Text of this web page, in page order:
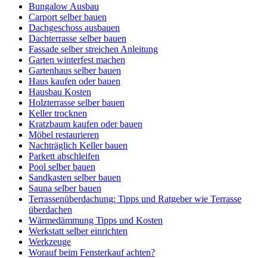
Bungalow Ausbau
Carport selber bauen
Dachgeschoss ausbauen
Dachterrasse selber bauen
Fassade selber streichen Anleitung
Garten winterfest machen
Gartenhaus selber bauen
Haus kaufen oder bauen
Hausbau Kosten
Holzterrasse selber bauen
Keller trocknen
Kratzbaum kaufen oder bauen
Möbel restaurieren
Nachträglich Keller bauen
Parkett abschleifen
Pool selber bauen
Sandkasten selber bauen
Sauna selber bauen
Terrassenüberdachung: Tipps und Ratgeber wie Terrasse
überdachen
Wärmedämmung Tipps und Kosten
Werkstatt selber einrichten
Werkzeuge
Worauf beim Fensterkauf achten?